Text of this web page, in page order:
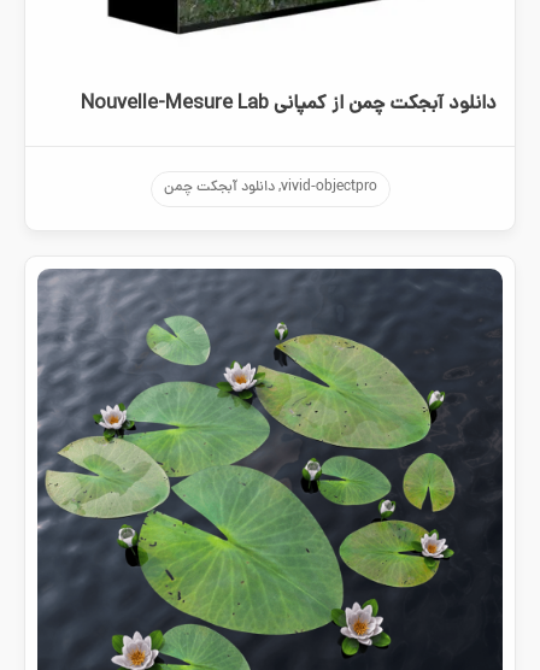
دانلود آبجکت چمن از کمپانی Nouvelle-Mesure Lab
vivid-objectpro, دانلود آبجکت چمن